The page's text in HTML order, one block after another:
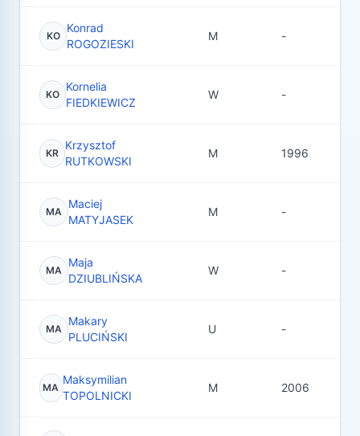
KO
Konrad
ROGOZIESKI
M -
KO
Kornelia
FIEDKIEWICZ
W -
KR
Krzysztof
RUTKOWSKI
M 1996
MA
Maciej
MATYJASEK
M -
MA
Maja
DZIUBLIŃSKA
W -
MA
Makary
PLUCIŃSKI
U -
MA
Maksymilian
TOPOLNICKI
M 2006